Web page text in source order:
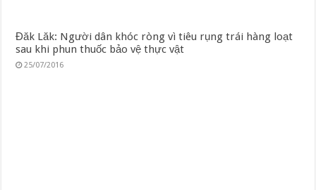
Đăk Lăk: Người dân khóc ròng vì tiêu rụng trái hàng loạt
sau khi phun thuốc bảo vệ thực vật
25/07/2016